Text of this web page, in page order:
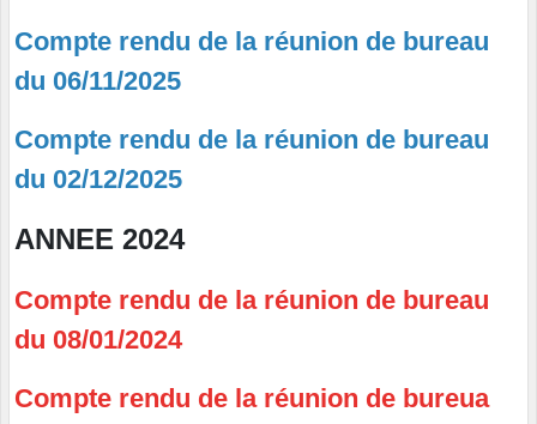
Compte rendu de la réunion de bureau
du 06/11/2025
Compte rendu de la réunion de bureau
du 02/12/2025
ANNEE 2024
Compte rendu de la réunion de bureau
du 08/01/2024
Compte rendu de la réunion de bureua